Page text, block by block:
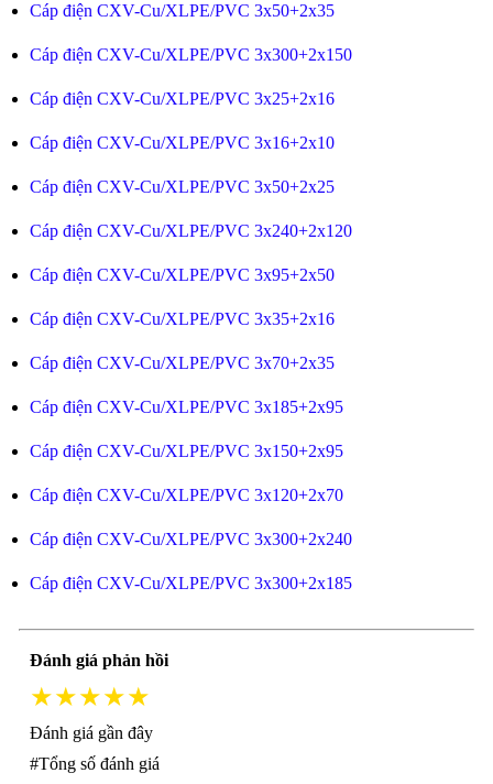
Cáp điện CXV-Cu/XLPE/PVC 3x50+2x35
Cáp điện CXV-Cu/XLPE/PVC 3x300+2x150
Cáp điện CXV-Cu/XLPE/PVC 3x25+2x16
Cáp điện CXV-Cu/XLPE/PVC 3x16+2x10
Cáp điện CXV-Cu/XLPE/PVC 3x50+2x25
Cáp điện CXV-Cu/XLPE/PVC 3x240+2x120
Cáp điện CXV-Cu/XLPE/PVC 3x95+2x50
Cáp điện CXV-Cu/XLPE/PVC 3x35+2x16
Cáp điện CXV-Cu/XLPE/PVC 3x70+2x35
Cáp điện CXV-Cu/XLPE/PVC 3x185+2x95
Cáp điện CXV-Cu/XLPE/PVC 3x150+2x95
Cáp điện CXV-Cu/XLPE/PVC 3x120+2x70
Cáp điện CXV-Cu/XLPE/PVC 3x300+2x240
Cáp điện CXV-Cu/XLPE/PVC 3x300+2x185
Đánh giá phản hồi
★★★★★
Đánh giá gần đây
#Tổng số đánh giá